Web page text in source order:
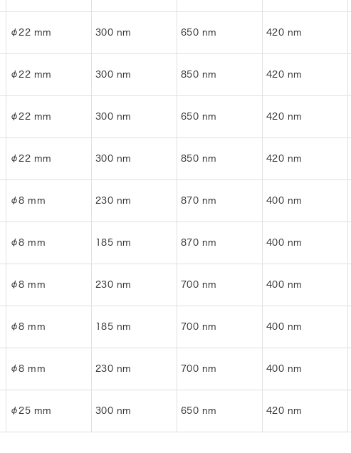
φ22 mm 300 nm 650 nm 420 nm
φ22 mm 300 nm 850 nm 420 nm
φ22 mm 300 nm 650 nm 420 nm
φ22 mm 300 nm 850 nm 420 nm
φ8 mm 230 nm 870 nm 400 nm
φ8 mm 185 nm 870 nm 400 nm
φ8 mm 230 nm 700 nm 400 nm
φ8 mm 185 nm 700 nm 400 nm
φ8 mm 230 nm 700 nm 400 nm
φ25 mm 300 nm 650 nm 420 nm